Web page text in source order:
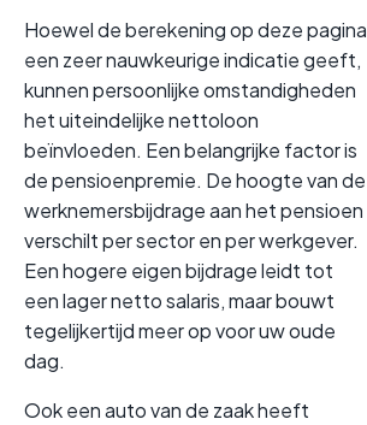
Hoewel de berekening op deze pagina
een zeer nauwkeurige indicatie geeft,
kunnen persoonlijke omstandigheden
het uiteindelijke nettoloon
beïnvloeden. Een belangrijke factor is
de pensioenpremie. De hoogte van de
werknemersbijdrage aan het pensioen
verschilt per sector en per werkgever.
Een hogere eigen bijdrage leidt tot
een lager netto salaris, maar bouwt
tegelijkertijd meer op voor uw oude
dag.
Ook een auto van de zaak heeft